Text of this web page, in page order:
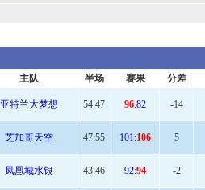
主队 半场 赛果 分差
亚特兰大梦想 54:47 96:82 -14
芝加哥天空 47:55 101:106 5
凤凰城水银 43:46 92:94 -2